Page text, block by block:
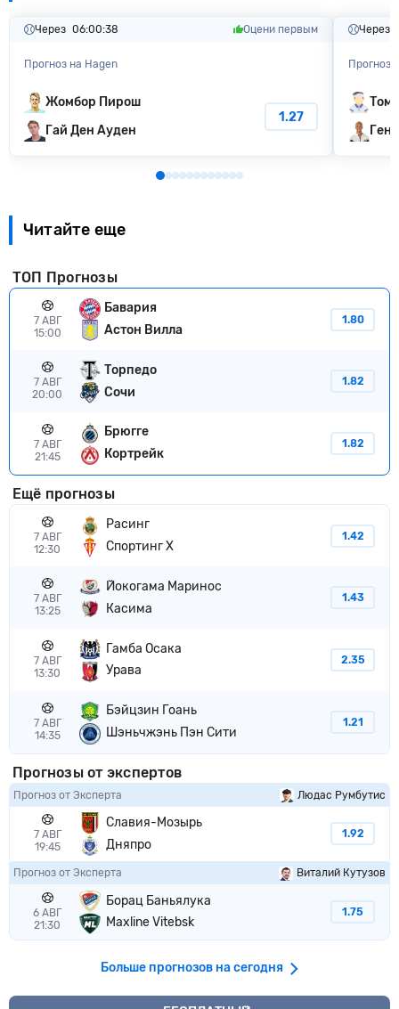
Через 06:00:37 Оцени первым
Прогноз на Hagen
Жомбор Пирош
Гай Ден Ауден
1.27
Через
Прогноз
Том
Читайте еще
ТОП Прогнозы
7 АВГ
15:00
Бавария
Астон Вилла
1.80
7 АВГ
20:00
Торпедо
Сочи
1.82
7 АВГ
21:45
Брюгге
Кортрейк
1.82
Ещё прогнозы
7 АВГ
12:30
Расинг
Спортинг Х
1.42
7 АВГ
13:25
Йокогама Маринос
Касима
1.43
7 АВГ
13:30
Гамба Осака
Урава
2.35
7 АВГ
14:35
Бэйцзин Гоань
Шэньчжэнь Пэн Сити
1.21
Прогнозы от экспертов
Прогноз от Эксперта Людас Румбутис
7 АВГ
19:45
Славия-Мозырь
Дняпро
1.92
Прогноз от Эксперта Виталий Кутузов
6 АВГ
21:30
Борац Баньялука
Maxline Vitebsk
1.75
Больше прогнозов на сегодня
VIP прогноз